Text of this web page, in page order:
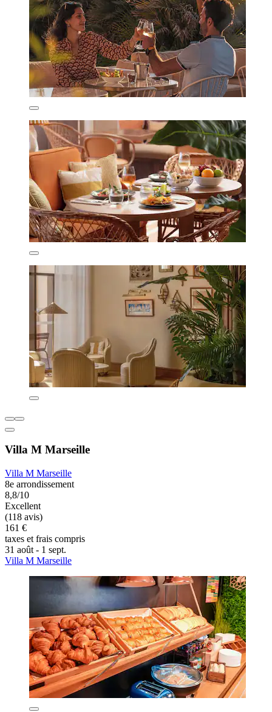
Villa M Marseille
Villa M Marseille
8e arrondissement
8,8/10
Excellent
(118 avis)
161 €
taxes et frais compris
31 août - 1 sept.
Villa M Marseille